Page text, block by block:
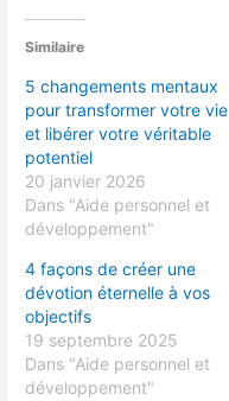
Similaire
5 changements mentaux
pour transformer votre vie
et libérer votre véritable
potentiel
20 janvier 2026
Dans "Aide personnel et
développement"
4 façons de créer une
dévotion éternelle à vos
objectifs
19 septembre 2025
Dans "Aide personnel et
développement"